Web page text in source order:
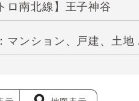
南北線】王子神谷
ンション、戸建、土地